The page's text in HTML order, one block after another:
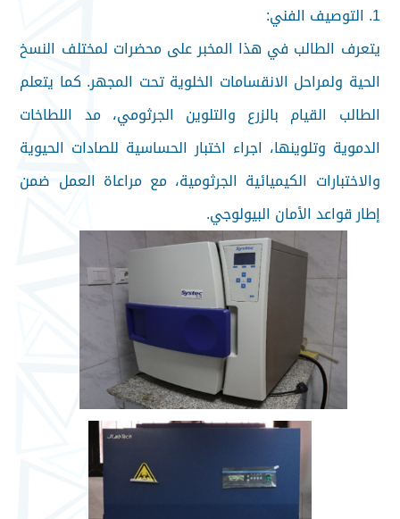
1. التوصيف الفني:
يتعرف الطالب في هذا المخبر على محضرات لمختلف النسخ
الحية ولمراحل الانقسامات الخلوية تحت المجهر. كما يتعلم
الطالب القيام بالزرع والتلوين الجرثومي، مد اللطاخات
الدموية وتلوينها، اجراء اختبار الحساسية للصادات الحيوية
والاختبارات الكيميائية الجرثومية، مع مراعاة العمل ضمن
إطار قواعد الأمان البيولوجي.